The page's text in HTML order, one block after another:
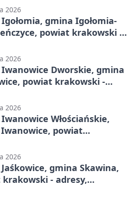
otwarcia
2026
gmina Igołomia-
powiat krakowski -
2026
Dworskie, gmina
powiat krakowski -
2026
Włościańskie,
powiat
otwarcia
2026
gmina Skawina,
- adresy,